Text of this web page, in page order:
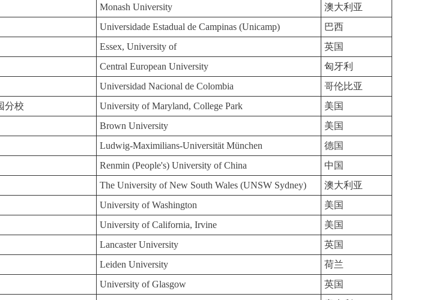
Monash University
澳大利亚
Universidade Estadual de Campinas (Unicamp)
巴西
Essex, University of
英国
Central European University
匈牙利
Universidad Nacional de Colombia
哥伦比亚
分校 University of Maryland, College Park
美国
Brown University
美国
Ludwig-Maximilians-Universität München
德国
Renmin (People's) University of China
中国
The University of New South Wales (UNSW Sydney)
澳大利亚
University of Washington
美国
University of California, Irvine
美国
Lancaster University
英国
Leiden University
荷兰
University of Glasgow
英国